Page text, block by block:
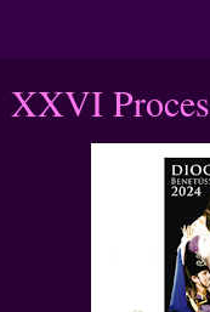
XXVI